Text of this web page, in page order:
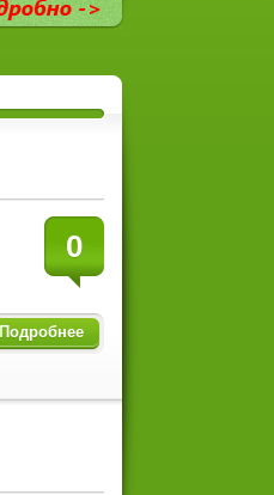
0
Подробнее